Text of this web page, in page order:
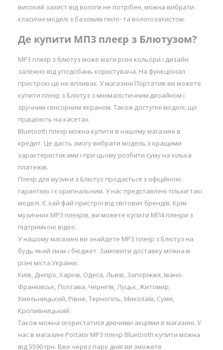
високий захист від вологи не потрібен, можна вибрати
класичні моделі з базовим пило- та вологозахистом.
Де купити МП3 плеєр з Блютузом?
MP3 плеєр з блютуз може мати різні кольори і дизайн
залежно від уподобань користувача. На функціонал
пристрою це не впливає. У магазині Портатив ви можете
купити плеєр з Блютуз з мінімалістичним дизайном і
зручним сенсорним екраном. Також доступні моделі, що
працюють на касетах.
Bluetooth плеєр можна купити в нашому магазині в
кредит. Це дасть змогу вибрати модель з кращими
характеристиками і при цьому розбити суму на кілька
платежів.
Плеєр для музики з Блютуз продається з офіційною
гарантією і є оригінальним. У нас представлені тільки такі
моделі. Є хай фай пристрої від світових брендів. Крім
музичних MP3 плеєрів, ви можете купити МП4 плеєри з
підтримкою відео.
У нашому магазині ви знайдете MP3 плеєр з Блютуз на
будь-який смак і бюджет. Замовити доставку можна в
різні міста України:
Київ, Дніпро, Харків, Одеса, Львів, Запоріжжя, Івано-
Франківськ, Полтава, Чернігів, Луцьк, Житомир,
Хмельницький, Рівне, Тернопіль, Миколаїв, Суми,
Кропивницький.
Також можна скористатися діючими акціями в магазині. У
нас в магазині Portativ MP3 плеєр Bluetooth купити можна
від 5590 грн. Вже через пару днів ви зможете